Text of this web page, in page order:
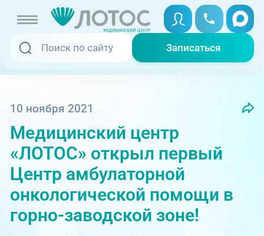
Записаться
Записаться
Специалисты
Отзывы
Записаться онлайн
Вызвать скорую
Медицина на дому
Телемедицина
10 ноября 2021
Медицинский центр
«ЛОТОС» открыл первый
Центр амбулаторной
онкологической помощи в
горно-заводской зоне!